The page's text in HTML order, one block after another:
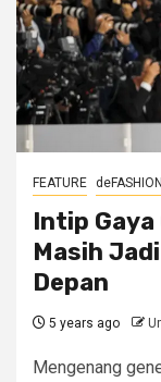
FEATURE deFASHION
Intip
Masih
Depan
5 years ago
Mengenang